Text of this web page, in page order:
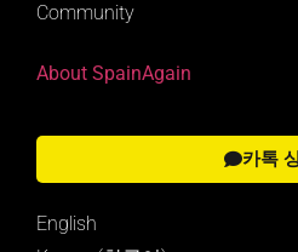
Community
About SpainAgain
카톡
English